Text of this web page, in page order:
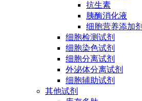
抗生素
胰酶消化液
细胞营养添加剂
细胞检测试剂
细胞染色试剂
细胞分离试剂
外泌体分离试剂
细胞辅助试剂
其他试剂